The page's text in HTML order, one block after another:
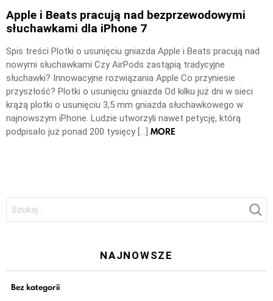
Apple i Beats pracują nad bezprzewodowymi
słuchawkami dla iPhone 7
Spis treści Plotki o usunięciu gniazda Apple i Beats pracują nad
nowymi słuchawkami Czy AirPods zastąpią tradycyjne
słuchawki? Innowacyjne rozwiązania Apple Co przyniesie
przyszłość? Plotki o usunięciu gniazda Od kilku już dni w sieci
krążą plotki o usunięciu 3,5 mm gniazda słuchawkowego w
najnowszym iPhone. Ludzie utworzyli nawet petycję, którą
podpisało już ponad 200 tysięcy […] MORE
NAJNOWSZE
Bez kategorii